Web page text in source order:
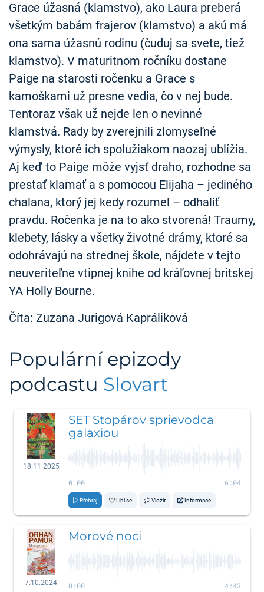
Grace úžasná (klamstvo), ako Laura preberá
všetkým babám frajerov (klamstvo) a akú má
ona sama úžasnú rodinu (čuduj sa svete, tiež
klamstvo). V maturitnom ročníku dostane
Paige na starosti ročenku a Grace s
kamoškami už presne vedia, čo v nej bude.
Tentoraz však už nejde len o nevinné
klamstvá. Rady by zverejnili zlomyseľné
výmysly, ktoré ich spolužiakom naozaj ublížia.
Aj keď to Paige môže vyjsť draho, rozhodne sa
prestať klamať a s pomocou Elijaha – jediného
chalana, ktorý jej kedy rozumel – odhaliť
pravdu. Ročenka je na to ako stvorená! Traumy,
klebety, lásky a všetky životné drámy, ktoré sa
odohrávajú na strednej škole, nájdete v tejto
neuveriteľne vtipnej knihe od kráľovnej britskej
YA Holly Bourne.
Číta: Zuzana Jurigová Kapráliková
Populární epizody
podcastu Slovart
18.11.2025
SET Stopárov sprievodca
galaxiou
0:00 6:04
Přehraj Líbí se Vložit Informace
7.10.2024
Morové noci
0:00 4:43